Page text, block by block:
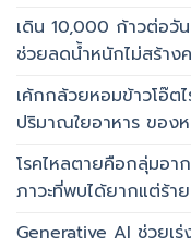
เดิน 10,000 ก้าวต่อวัน
ช่วยลดน้ำหนักไม่สร้าง
เค้กกล้วยหอมข้าวโอ๊ต
ปริมาณใยอาหาร ของ
โรคไหลตายคือกลุ่มอา
ภาวะที่พบได้ยากแต่ร้
Generative AI ช่วยเ